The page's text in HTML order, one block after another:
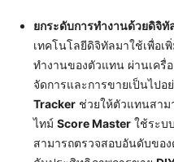
ยกระดับการทำงานด้วยดิจิทั
เทคโนโลยีดิจิทัลมาใช้เพื่อ
ทำงานของตัวแทน ผ่านเครื่
จัดการและการขายเป็นไป
Tracker ช่วยให้ตัวแทนสาม
ไทม์ Score Master ใช้ระบ
สามารถตรวจสอบอันดับขอ